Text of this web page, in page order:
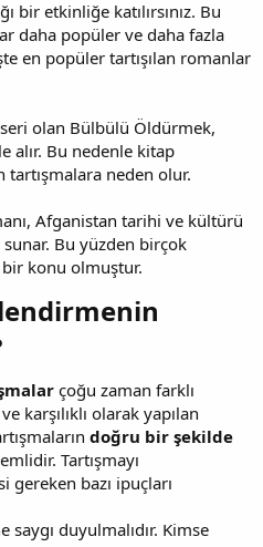
bir etkinliğe katılırsınız. Bu
daha popüler ve daha fazla
en popüler tartışılan romanlar
olan Bülbülü Öldürmek,
alır. Bu nedenle kitap
neden olur.
Afganistan tarihi ve kültürü
sunar. Bu yüzden birçok
bir konu olmuştur.
çoğu zaman farklı
karşılıklı olarak yapılan
doğru bir şekilde
Tartışmayı
bazı ipuçları
duyulmalıdır. Kimse